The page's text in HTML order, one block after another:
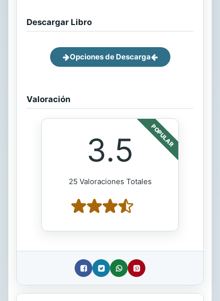
Descargar Libro
Opciones de Descarga
Valoración
POPULAR
3.5
25 Valoraciones Totales